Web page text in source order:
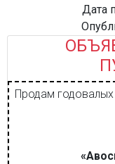
Дата
Продам